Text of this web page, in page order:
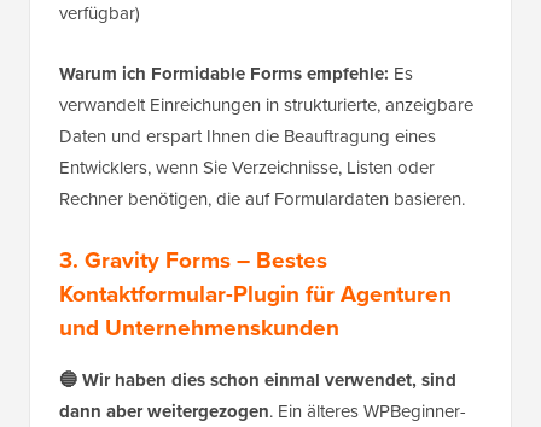
verfügbar)
Warum ich Formidable Forms empfehle: Es
verwandelt Einreichungen in strukturierte, anzeigbare
Daten und erspart Ihnen die Beauftragung eines
Entwicklers, wenn Sie Verzeichnisse, Listen oder
Rechner benötigen, die auf Formulardaten basieren.
3. Gravity Forms – Bestes
Kontaktformular-Plugin für Agenturen
und Unternehmenskunden
🔵 Wir haben dies schon einmal verwendet, sind
dann aber weitergezogen. Ein älteres WPBeginner-